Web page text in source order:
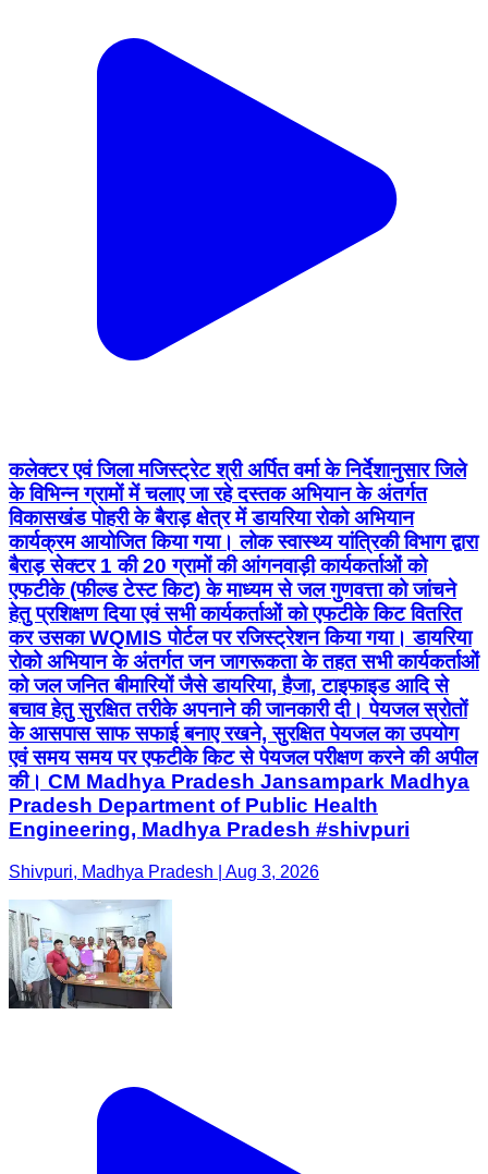
कलेक्टर एवं जिला मजिस्ट्रेट श्री अर्पित वर्मा के निर्देशानुसार जिले
के विभिन्न ग्रामों में चलाए जा रहे दस्तक अभियान के अंतर्गत
विकासखंड पोहरी के बैराड़ क्षेत्र में डायरिया रोको अभियान
कार्यक्रम आयोजित किया गया। लोक स्वास्थ्य यांत्रिकी विभाग द्वारा
बैराड़ सेक्टर 1 की 20 ग्रामों की आंगनवाड़ी कार्यकर्ताओं को
एफटीके (फील्ड टेस्ट किट) के माध्यम से जल गुणवत्ता को जांचने
हेतु प्रशिक्षण दिया एवं सभी कार्यकर्ताओं को एफटीके किट वितरित
कर उसका WQMIS पोर्टल पर रजिस्ट्रेशन किया गया। डायरिया
रोको अभियान के अंतर्गत जन जागरूकता के तहत सभी कार्यकर्ताओं
को जल जनित बीमारियों जैसे डायरिया, हैजा, टाइफाइड आदि से
बचाव हेतु सुरक्षित तरीके अपनाने की जानकारी दी। पेयजल स्रोतों
के आसपास साफ सफाई बनाए रखने, सुरक्षित पेयजल का उपयोग
एवं समय समय पर एफटीके किट से पेयजल परीक्षण करने की अपील
की। CM Madhya Pradesh Jansampark Madhya
Pradesh Department of Public Health
Engineering, Madhya Pradesh #shivpuri
Shivpuri, Madhya Pradesh | Aug 3, 2026